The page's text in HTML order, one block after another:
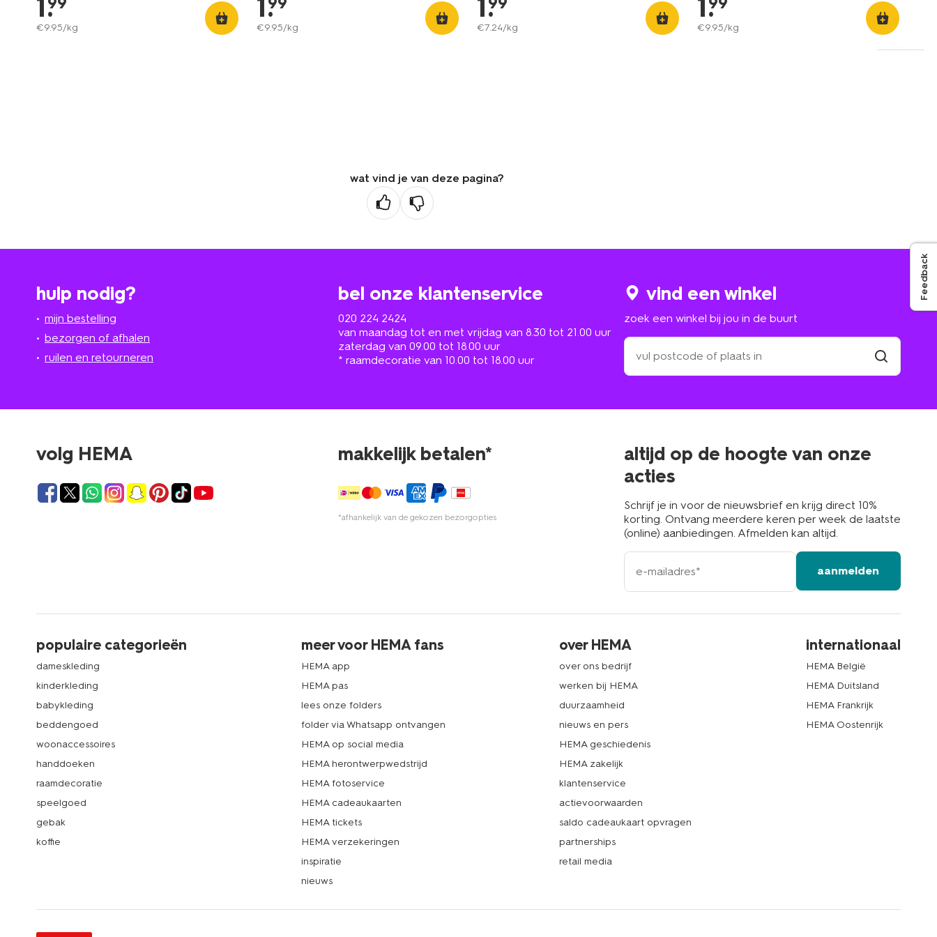
1.
€9.95/kg
1.
€9.95/kg
1.
€7.24/kg
1.
€9.95/kg
wat vind je van deze pagina?
hulp nodig?
mijn bestelling
bezorgen of afhalen
ruilen en retourneren
bel onze klantenservice
020 224 2424
van maandag tot en met vrijdag van 8.30 tot 21.00 uur
zaterdag van 09.00 tot 18.00 uur
* raamdecoratie van 10.00 tot 18.00 uur
vind een winkel
zoek een winkel bij jou in de buurt
zoek
een
winkel
in
volg HEMA makkelijk betalen*
*afhankelijk van de gekozen bezorgopties
altijd op de hoogte van onze
acties
Schrijf je in voor de nieuwsbrief en krijg direct 10%
korting. Ontvang meerdere keren per week de laatste
(online) aanbiedingen. Afmelden kan altijd.
e-
mailadres
aanmelden
populaire categorieën
dameskleding
kinderkleding
babykleding
beddengoed
woonaccessoires
handdoeken
raamdecoratie
speelgoed
gebak
koffie
meer voor HEMA fans
HEMA app
HEMA pas
lees onze folders
folder via Whatsapp ontvangen
HEMA op social media
HEMA herontwerpwedstrijd
HEMA fotoservice
HEMA cadeaukaarten
HEMA tickets
HEMA verzekeringen
inspiratie
nieuws
over HEMA
over ons bedrijf
werken bij HEMA
duurzaamheid
nieuws en pers
HEMA geschiedenis
HEMA zakelijk
klantenservice
actievoorwaarden
saldo cadeaukaart opvragen
partnerships
retail media
internationaal
HEMA België
HEMA Duitsland
HEMA Frankrijk
HEMA Oostenrijk
Feedback